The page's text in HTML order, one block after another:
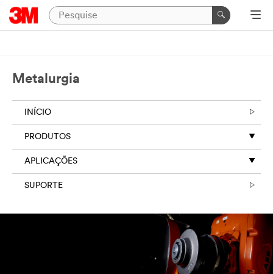
Metalurgia
INÍCIO
PRODUTOS
APLICAÇÕES
SUPORTE